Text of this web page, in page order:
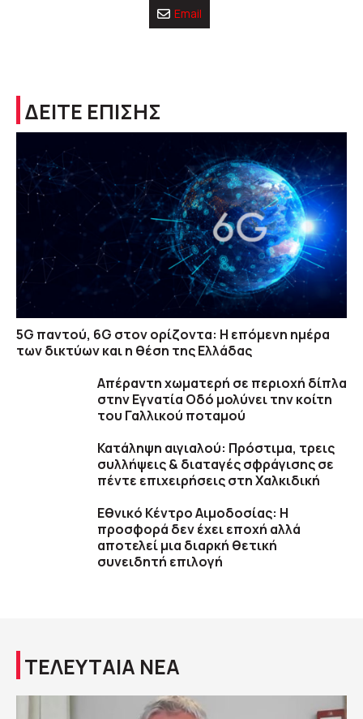
Email
ΔΕΙΤΕ ΕΠΙΣΗΣ
5G παντού, 6G στον ορίζοντα: Η επόμενη ημέρα
των δικτύων και η θέση της Ελλάδας
Απέραντη χωματερή σε περιοχή δίπλα
στην Εγνατία Οδό μολύνει την κοίτη
του Γαλλικού ποταμού
Κατάληψη αιγιαλού: Πρόστιμα, τρεις
συλλήψεις & διαταγές σφράγισης σε
πέντε επιχειρήσεις στη Χαλκιδική
Εθνικό Κέντρο Αιμοδοσίας: H
προσφορά δεν έχει εποχή αλλά
αποτελεί μια διαρκή θετική
συνειδητή επιλογή
ΤΕΛΕΥΤΑΙΑ ΝΕΑ